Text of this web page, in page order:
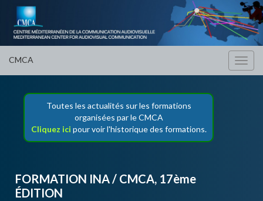
CMCA
Toutes les actualités sur les formations
organisées par le CMCA
Cliquez ici pour voir l'historique des formations.
FORMATION INA / CMCA, 17ème
ÉDITION